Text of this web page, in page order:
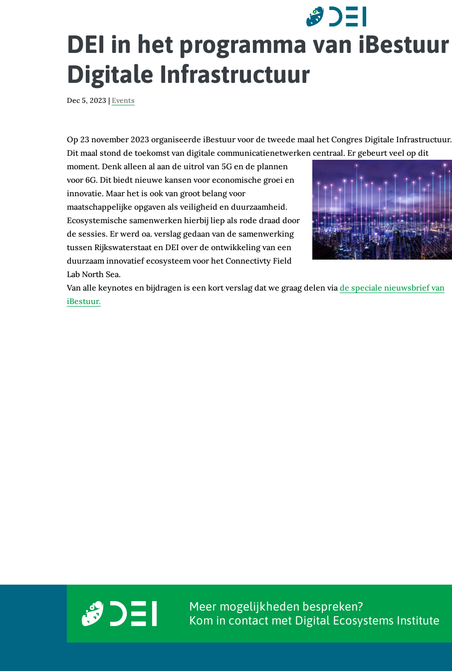
DEI in het programma van iBestuur
Digitale Infrastructuur
Dec 5, 2023 |Events
Op 23 november 2023 organiseerde iBestuur voor de tweede maal het Congres Digitale Infrastructuur.
Dit maal stond de toekomst van digitale communicatienetwerken centraal. Er gebeurt veel op dit
moment.Denk alleen al aan de uitrol van 5G en de plannen
voor 6G. Dit biedt nieuwe kansen voor economische groei en
innovatie. Maar het is ook van groot belang voor
maatschappelijke opgaven als veiligheid en duurzaamheid.
Ecosystemische samenwerken hierbij liep als rode draad door
de sessies. Er werd oa. verslag gedaan van de samenwerking
tussen Rijkswaterstaat en DEI over de ontwikkeling van een
duurzaam innovatief ecosysteem voor het Connectivty Field
Lab North Sea.
Van alle keynotes en bijdragen is een kort verslag dat we graag delen viade speciale nieuwsbrief van
iBestuur.
Meer mogelijkheden bespreken?
Kom in contact met Digital Ecosystems Institute